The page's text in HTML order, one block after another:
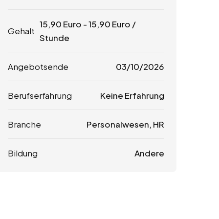
Gehalt
15,90 Euro -15,90 Euro /
Stunde
Angebotsende 03/10/2026
Berufserfahrung Keine Erfahrung
Branche Personalwesen, HR
Bildung Andere